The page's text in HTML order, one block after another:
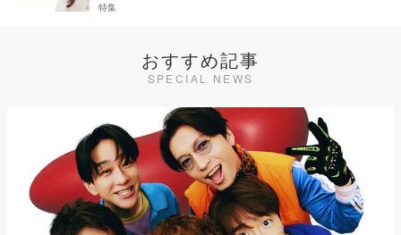
特集
おすすめ記事
SPECIAL NEWS